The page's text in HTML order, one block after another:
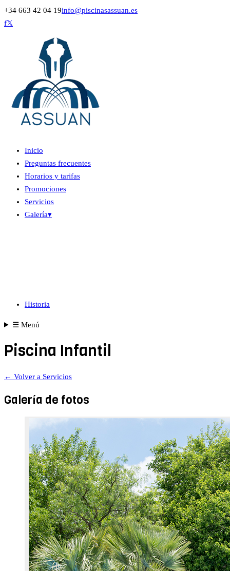
+34 663 42 04 19info@piscinasassuan.es
f𝕏
Inicio
Preguntas frecuentes
Horarios y tarifas
Promociones
Servicios
Galería▾
Historia
☰Menú
Piscina Infantil
← Volver a Servicios
Galería de fotos